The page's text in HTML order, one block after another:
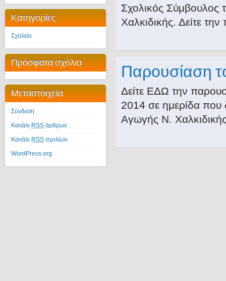
Κατηγορίες
Σχολείο
Πρόσφατα σχόλια
Μεταστοιχεία
Σύνδεση
Κανάλι RSS άρθρων
Κανάλι RSS σχολίων
WordPress.org
Σχολικός Σύμβουλος
Χαλκιδικής. Δείτε
Παρουσίαση
Δείτε ΕΔΩ την
2014 σε ημερίδα που
Αγωγής Ν.